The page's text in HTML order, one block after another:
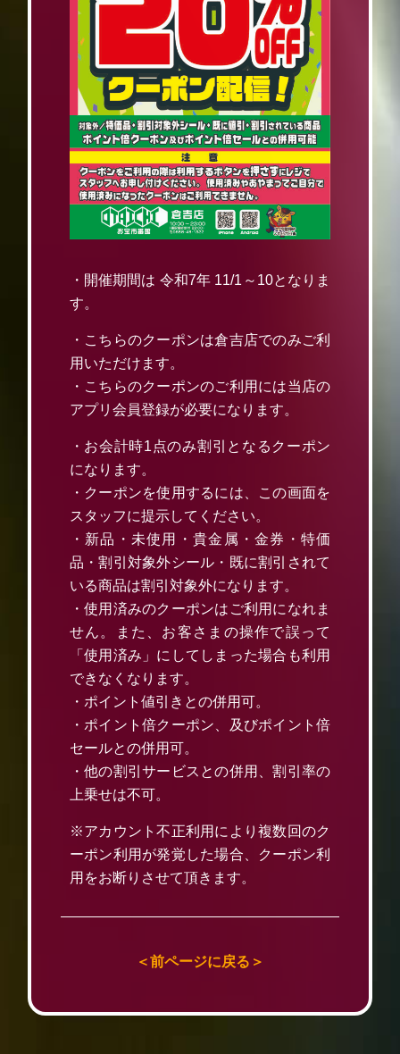
・開催期間は 令和7年 11/1～10となりま
す。
・こちらのクーポンは倉吉店でのみご利
用いただけます。
・こちらのクーポンのご利用には当店の
アプリ会員登録が必要になります。
・お会計時1点のみ割引となるクーポン
になります。
・クーポンを使用するには、この画面を
スタッフに提示してください。
・新品・未使用・貴金属・金券・特価
品・割引対象外シール・既に割引されて
いる商品は割引対象外になります。
・使用済みのクーポンはご利用になれま
せん。また、お客さまの操作で誤って
「使用済み」にしてしまった場合も利用
できなくなります。
・ポイント値引きとの併用可。
・ポイント倍クーポン、及びポイント倍
セールとの併用可。
・他の割引サービスとの併用、割引率の
上乗せは不可。
※アカウント不正利用により複数回のク
ーポン利用が発覚した場合、クーポン利
用をお断りさせて頂きます。
＜前ページに戻る＞